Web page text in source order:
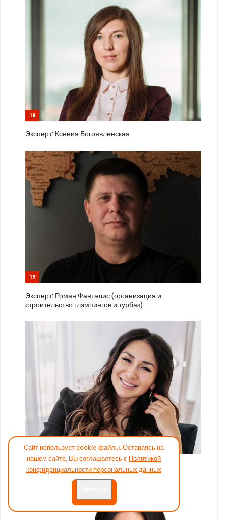
18
Эксперт: Ксения Богоявленская
19
Эксперт: Роман Фанталис (организация и
строительство глэмпингов и турбаз)
20
Эксперт: Ирина Арефьева, стритфуд
Сайт использует cookie-файлы. Оставаясь на
нашем сайте, Вы соглашаетесь с Политикой
конфиденциальности персональных данных